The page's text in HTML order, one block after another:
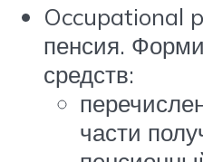
Occupational
пенсия.
средств:
части